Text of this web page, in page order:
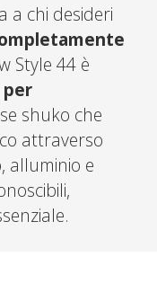
a chi desideri
Style 44 è
per
shuko che
attraverso
alluminio e